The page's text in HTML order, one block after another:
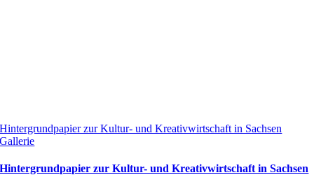
Hintergrundpapier zur Kultur- und Kreativwirtschaft in Sachsen
Gallerie
Hintergrundpapier zur Kultur- und Kreativwirtschaft in Sachsen